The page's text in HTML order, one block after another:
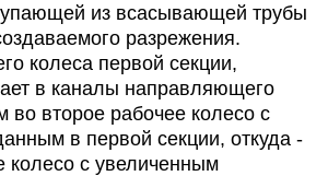
из всасывающей трубы
разрежения.
колеса первой секции,
в каналы направляющего
во второе рабочее колесо с
в первой секции, откуда -
колесо с увеличенным